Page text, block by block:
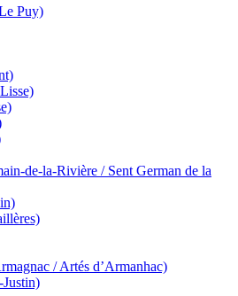
Puy)
de-la-Rivière / Sent German de la
/ Artés d’Armanhac)